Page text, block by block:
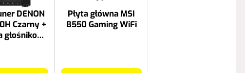
DENON
Czarny +
Płyta główna MSI
B550 Gaming WiFi